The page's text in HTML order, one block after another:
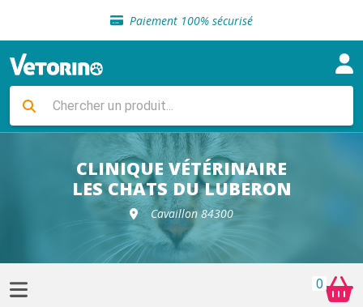
Paiement 100% sécurisé
Livraison gratuite en clinique vétérinaire
Sélection de croquettes vétérinaire
Livraison gratuite en clinique vétérinaire
Retour gratuit en clinique
Sélection de croquettes vétérinaire
CLINIQUE VÉTÉRINAIRE
LES CHATS DU LUBERON
Cavaillon 84300
0